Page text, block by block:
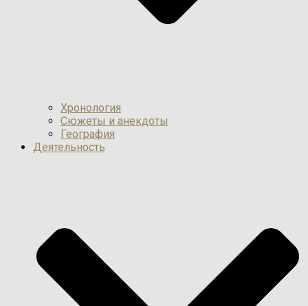
Хронология
Сюжеты и анекдоты
География
Деятельность